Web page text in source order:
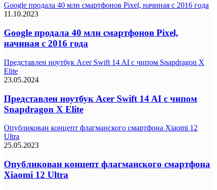
Google продала 40 млн смартфонов Pixel, начиная с 2016 года
11.10.2023
Google продала 40 млн смартфонов Pixel,
начиная с 2016 года
Представлен ноутбук Acer Swift 14 AI с чипом Snapdragon X
Elite
23.05.2024
Представлен ноутбук Acer Swift 14 AI с чипом
Snapdragon X Elite
Опубликован концепт флагманского смартфона Xiaomi 12
Ultra
25.05.2023
Опубликован концепт флагманского смартфона
Xiaomi 12 Ultra